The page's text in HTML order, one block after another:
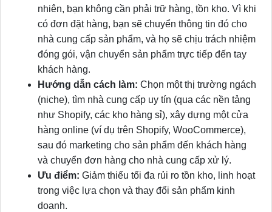
nhiên, bạn không cần phải trữ hàng, tồn kho. Vì khi
có đơn đặt hàng, bạn sẽ chuyển thông tin đó cho
nhà cung cấp sản phẩm, và họ sẽ chịu trách nhiệm
đóng gói, vận chuyển sản phẩm trực tiếp đến tay
khách hàng.
Hướng dẫn cách làm: Chọn một thị trường ngách
(niche), tìm nhà cung cấp uy tín (qua các nền tảng
như Shopify, các kho hàng sỉ), xây dựng một cửa
hàng online (ví dụ trên Shopify, WooCommerce),
sau đó marketing cho sản phẩm đến khách hàng
và chuyển đơn hàng cho nhà cung cấp xử lý.
Ưu điểm: Giảm thiểu tối đa rủi ro tồn kho, linh hoạt
trong việc lựa chọn và thay đổi sản phẩm kinh
doanh.